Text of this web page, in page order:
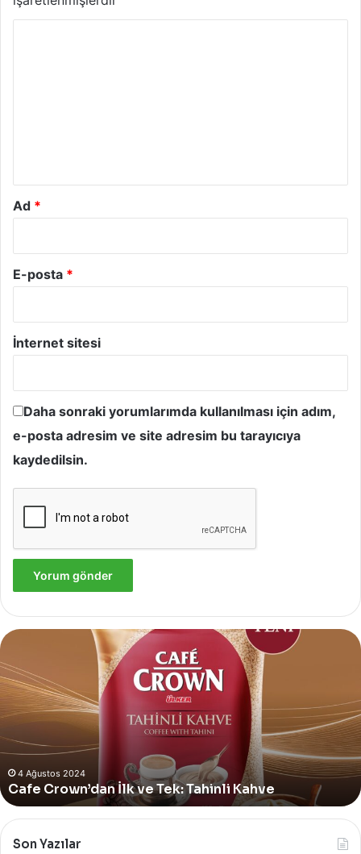
Ad *
E-posta *
İnternet sitesi
Daha sonraki yorumlarımda kullanılması için adım,
e-posta adresim ve site adresim bu tarayıcıya
kaydedilsin.
Yves
Momo
Bodrum’da
Yer
Alan
Yeni
Summer
Pop-
Up
Mağazasını
Özel
Bir
Yves Rocher, Momo Bodrum’da Yer Alan Yeni
Summer Pop-Up Mağazasını Özel Bir Davet İle
Kutladı!
Son Yazılar